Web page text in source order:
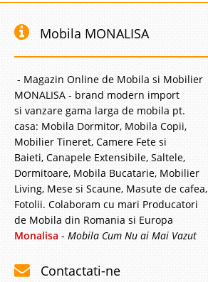
Mobila MONALISA
- Magazin Online de Mobila si Mobilier
MONALISA - brand modern import
si vanzare gama larga de mobila pt.
casa: Mobila Dormitor, Mobila Copii,
Mobilier Tineret, Camere Fete si
Baieti, Canapele Extensibile, Saltele,
Dormitoare, Mobila Bucatarie, Mobilier
Living, Mese si Scaune, Masute de cafea,
Fotolii. Colaboram cu mari Producatori
de Mobila din Romania si Europa
Monalisa - Mobila Cum Nu ai Mai Vazut
Contactati-ne